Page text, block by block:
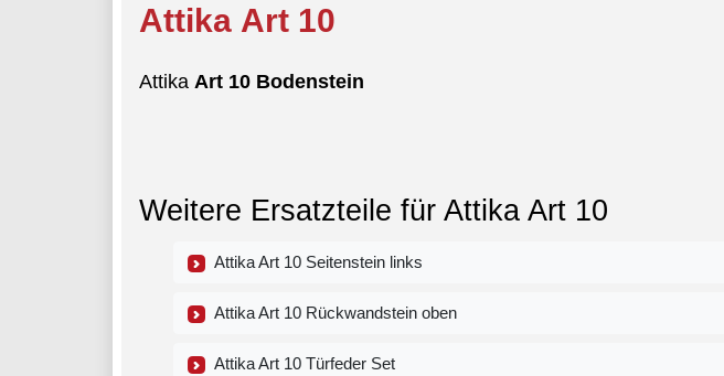
Attika Art 10
Attika Art 10 Bodenstein
Weitere Ersatzteile für Attika Art 10
Attika Art 10 Seitenstein links
Attika Art 10 Rückwandstein oben
Attika Art 10 Türfeder Set